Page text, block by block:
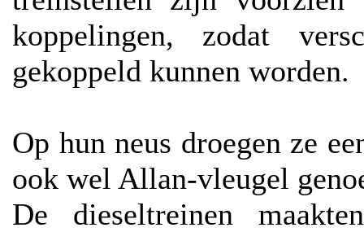
koppelingen, zodat
gekoppeld kunnen worden.
Op hun neus droegen ze
ook wel Allan-vleugel
De dieseltreinen